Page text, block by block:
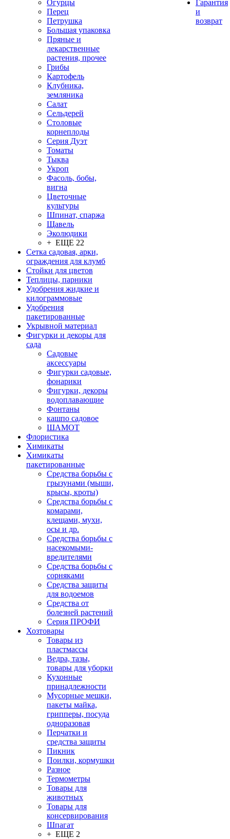
Огурцы
Перец
Петрушка
Большая упаковка
Пряные и
лекарственные
растения, прочее
Грибы
Картофель
Клубника,
земляника
Салат
Сельдерей
Столовые
корнеплоды
Серия Дуэт
Томаты
Тыква
Укроп
Фасоль, бобы,
вигна
Цветочные
культуры
Шпинат, спаржа
Щавель
Эколюдики
+ ЕЩЕ 22
Сетка садовая, арки,
ограждения для клумб
Стойки для цветов
Теплицы, парники
Удобрения жидкие и
килограммовые
Удобрения
пакетированные
Укрывной материал
Фигурки и декоры для
сада
Садовые
аксессуары
Фигурки садовые,
фонарики
Фигурки, декоры
водоплавающие
Фонтаны
кашпо садовое
ШАМОТ
Флористика
Химикаты
Химикаты
пакетированные
Средства борьбы с
грызунами (мыши,
крысы, кроты)
Средства борьбы с
комарами,
клещами, мухи,
осы и др.
Средства борьбы с
насекомыми-
вредителями
Средства борьбы с
сорняками
Средства защиты
для водоемов
Средства от
болезней растений
Серия ПРОФИ
Хозтовары
Товары из
пластмассы
Ведра, тазы,
товары для уборки
Кухонные
принадлежности
Мусорные мешки,
пакеты майка,
грипперы, посуда
одноразовая
Перчатки и
средства защиты
Пикник
Поилки, кормушки
Разное
Термометры
Товары для
животных
Товары для
консервирования
Шпагат
+ ЕЩЕ 2
Гарантия
и
возврат